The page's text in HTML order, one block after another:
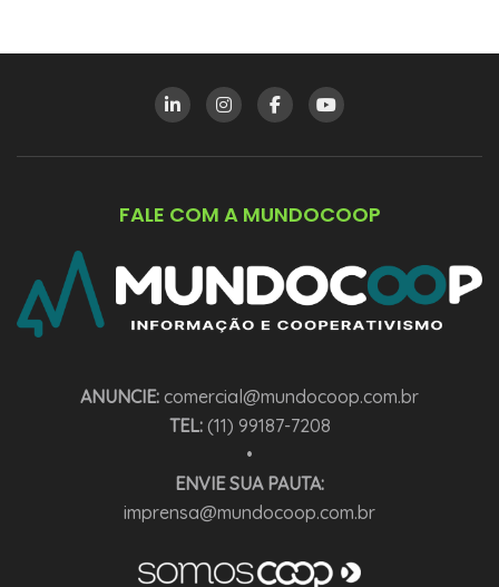
FALE COM A MUNDOCOOP
ANUNCIE: comercial@mundocoop.com.br
TEL:(11) 99187-7208
•
ENVIE SUA PAUTA:
imprensa@mundocoop.com.br